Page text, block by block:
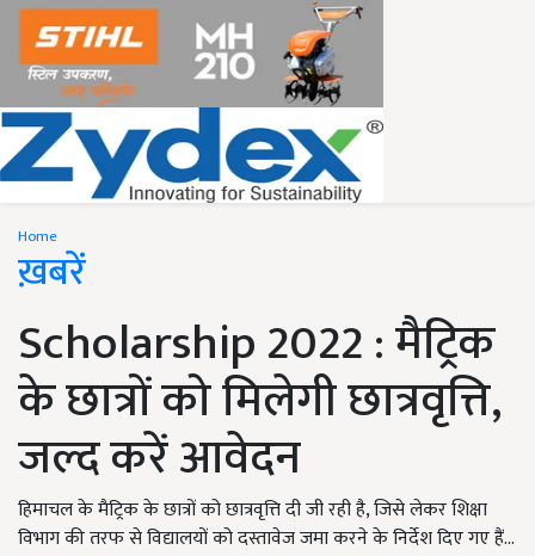
Home
ख़बरें
Scholarship 2022 : मैट्रिक
के छात्रों को मिलेगी छात्रवृत्ति,
जल्द करें आवेदन
हिमाचल के मैट्रिक के छात्रों को छात्रवृत्ति दी जी रही है, जिसे लेकर शिक्षा
विभाग की तरफ से विद्यालयों को दस्तावेज जमा करने के निर्देश दिए गए हैं...